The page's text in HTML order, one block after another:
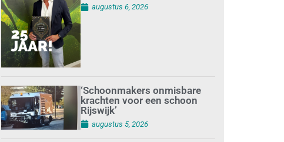
augustus 6, 2026
‘Schoonmakers onmisbare
krachten voor een schoon
Rijswijk’
augustus 5, 2026